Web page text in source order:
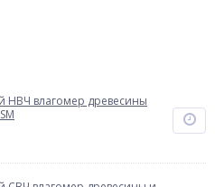
НВЧ влагомер древесины